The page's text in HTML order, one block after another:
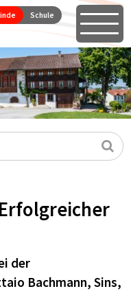
Schule
der
Bachmann, Sins,